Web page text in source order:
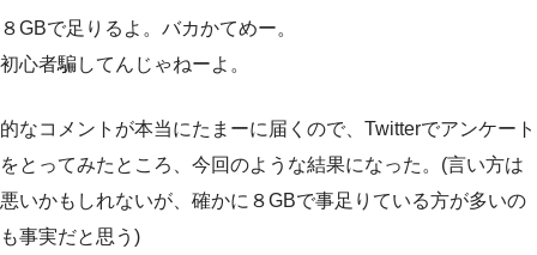
８GBで足りるよ。バカかてめー。
初心者騙してんじゃねーよ。
的なコメントが本当にたまーに届くので、Twitterでアンケート
をとってみたところ、今回のような結果になった。(言い方は
悪いかもしれないが、確かに８GBで事足りている方が多いの
も事実だと思う)